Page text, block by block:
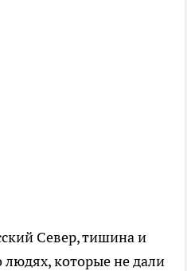
Север, тишина и
людях, которые не дали